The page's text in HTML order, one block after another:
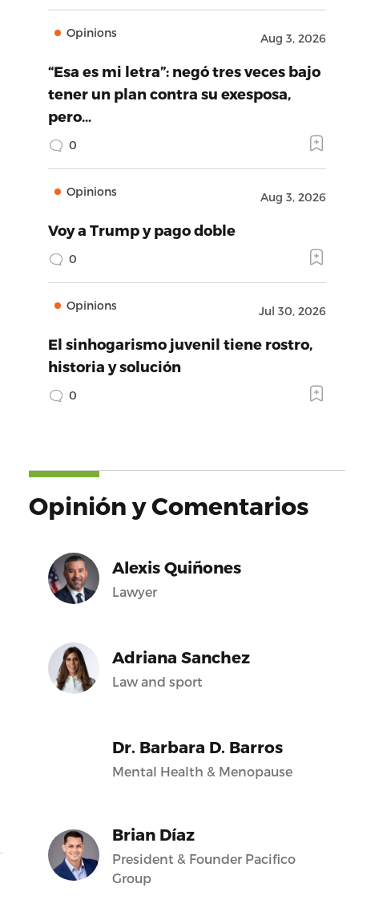
Opinions Aug 3, 2026
“Esa es mi letra”: negó tres veces bajo
tener un plan contra su exesposa,
pero…
0
Opinions Aug 3, 2026
Voy a Trump y pago doble
0
Opinions Jul 30, 2026
El sinhogarismo juvenil tiene rostro,
historia y solución
0
Opinión y Comentarios
Alexis Quiñones
Lawyer
Adriana Sanchez
Law and sport
Dr. Barbara D. Barros
Mental Health & Menopause
Brian Díaz
President & Founder Pacifico
Group